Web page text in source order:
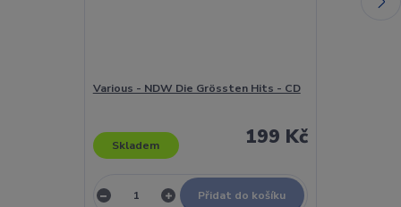
Various - NDW Die Grössten Hits - CD
199 Kč
Skladem
Přidat do košíku